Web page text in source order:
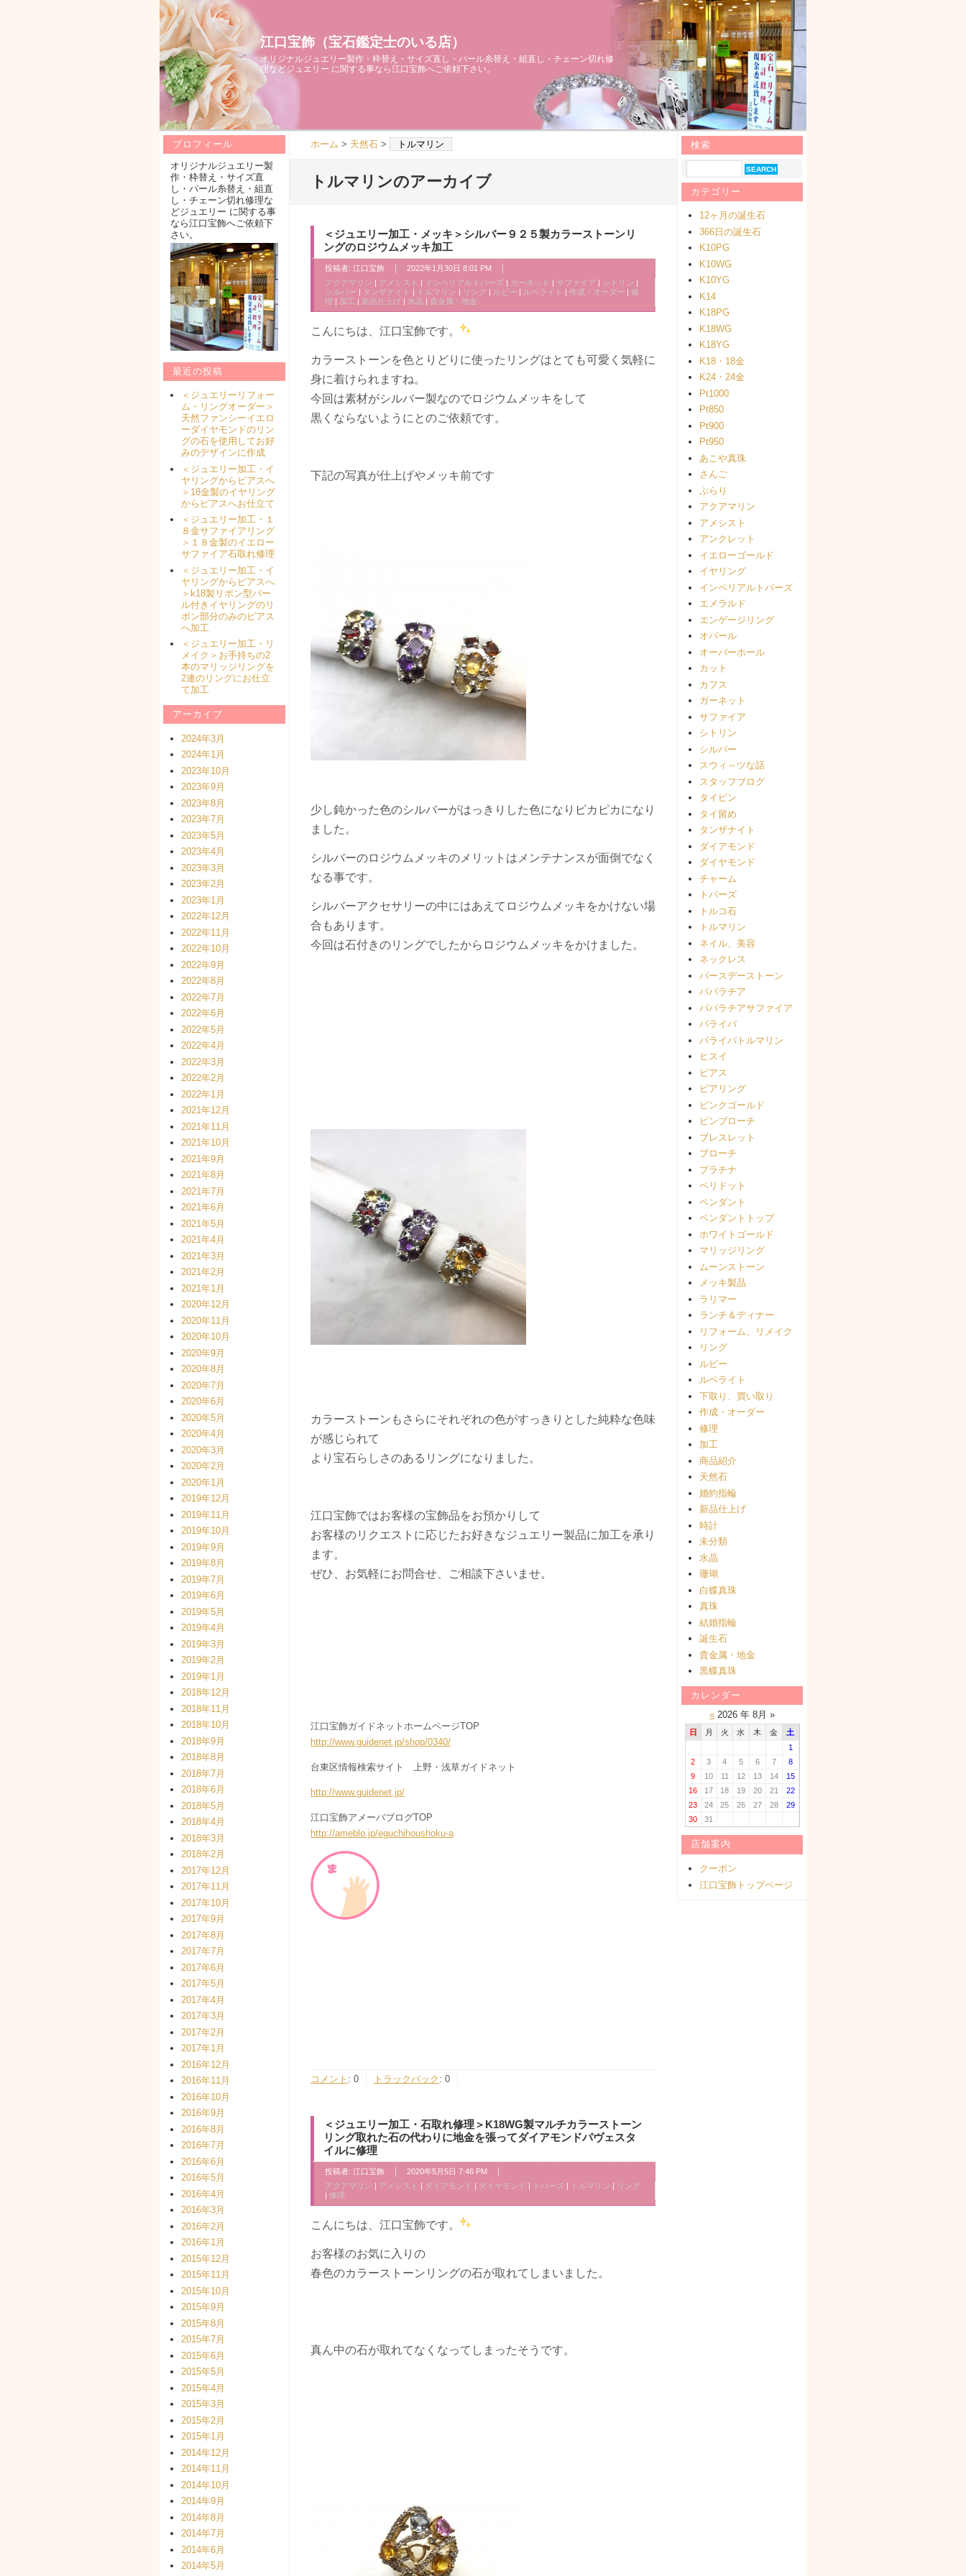
江口宝飾（宝石鑑定士のいる店）
オリジナルジュエリー製作・枠替え・サイズ直し・パール糸替え・組直し・チェーン切れ修
理などジュエリー に関する事なら江口宝飾へご依頼下さい。
ホーム > 天然石 > トルマリン
トルマリンのアーカイブ
＜ジュエリー加工・メッキ＞シルバー９２５製カラーストーンリ
ングのロジウムメッキ加工
投稿者: 江口宝飾
2022年1月30日 8:01 PM
アクアマリン | アメシスト | インペリアルトパーズ | ガーネット | サファイア | シトリン |
シルバー | タンザナイト | トルマリン | リング | ルビー | ルベライト | 作成・オーダー | 修
理 | 加工 | 新品仕上げ | 水晶 | 貴金属・地金
こんにちは、江口宝飾です。
カラーストーンを色とりどりに使ったリングはとても可愛く気軽に
身に着けられますね。
今回は素材がシルバー製なのでロジウムメッキをして
黒くならないようにとのご依頼です。
下記の写真が仕上げやメッキ前です
少し鈍かった色のシルバーがはっきりした色になりピカピカになり
ました。
シルバーのロジウムメッキのメリットはメンテナンスが面倒でなく
なる事です。
シルバーアクセサリーの中にはあえてロジウムメッキをかけない場
合もあります。
今回は石付きのリングでしたからロジウムメッキをかけました。
カラーストーンもさらにそれぞれの色がすっきりとした純粋な色味
が感じられて
より宝石らしさのあるリングになりました。
江口宝飾ではお客様の宝飾品をお預かりして
お客様のリクエストに応じたお好きなジュエリー製品に加工を承り
ます。
ぜひ、お気軽にお問合せ、ご相談下さいませ。
江口宝飾ガイドネットホームページTOP
http://www.guidenet.jp/shop/0340/
台東区情報検索サイト 上野・浅草ガイドネット
http://www.guidenet.jp/
江口宝飾アメーバブログTOP
http://ameblo.jp/eguchihoushoku-a
コメント : 0 トラックバック : 0
＜ジュエリー加工・石取れ修理＞K18WG製マルチカラーストーン
リング取れた石の代わりに地金を張ってダイアモンドパヴェスタ
イルに修理
投稿者: 江口宝飾
2020年5月5日 7:46 PM
アクアマリン | アメシスト | ダイアモンド | ダイヤモンド | トパーズ | トルマリン | リング
| 修理
こんにちは、江口宝飾です。
お客様のお気に入りの
春色のカラーストーンリングの石が取れてしまいました。
真ん中の石が取れてなくなってしまったそうです。
プロフィール
オリジナルジュエリー製
作・枠替え・サイズ直
し・パール糸替え・組直
し・チェーン切れ修理な
どジュエリー に関する事
なら江口宝飾へご依頼下
さい。
最近の投稿
＜ジュエリーリフォー
ム・リングオーダー＞
天然ファンシーイエロ
ーダイヤモンドのリン
グの石を使用してお好
みのデザインに作成
＜ジュエリー加工・イ
ヤリングからピアスへ
＞18金製のイヤリング
からピアスへお仕立て
＜ジュエリー加工・１
８金サファイアリング
＞１８金製のイエロー
サファイア石取れ修理
＜ジュエリー加工・イ
ヤリングからピアスへ
＞k18製リボン型パー
ル付きイヤリングのリ
ボン部分のみのピアス
へ加工
＜ジュエリー加工・リ
メイク＞お手持ちの2
本のマリッジリングを
2連のリングにお仕立
て加工
アーカイブ
2024年3月
2024年1月
2023年10月
2023年9月
2023年8月
2023年7月
2023年5月
2023年4月
2023年3月
2023年2月
2023年1月
2022年12月
2022年11月
2022年10月
2022年9月
2022年8月
2022年7月
2022年6月
2022年5月
2022年4月
2022年3月
2022年2月
2022年1月
2021年12月
2021年11月
2021年10月
2021年9月
2021年8月
2021年7月
2021年6月
2021年5月
2021年4月
2021年3月
2021年2月
2021年1月
2020年12月
2020年11月
2020年10月
2020年9月
2020年8月
2020年7月
2020年6月
2020年5月
2020年4月
2020年3月
2020年2月
2020年1月
2019年12月
2019年11月
2019年10月
2019年9月
2019年8月
2019年7月
2019年6月
2019年5月
2019年4月
2019年3月
2019年2月
2019年1月
2018年12月
2018年11月
2018年10月
2018年9月
2018年8月
2018年7月
2018年6月
2018年5月
2018年4月
2018年3月
2018年2月
2017年12月
2017年11月
2017年10月
2017年9月
2017年8月
2017年7月
2017年6月
2017年5月
2017年4月
2017年3月
2017年2月
2017年1月
2016年12月
2016年11月
2016年10月
2016年9月
2016年8月
2016年7月
2016年6月
2016年5月
2016年4月
2016年3月
2016年2月
2016年1月
2015年12月
2015年11月
2015年10月
2015年9月
2015年8月
2015年7月
2015年6月
2015年5月
2015年4月
2015年3月
2015年2月
2015年1月
2014年12月
2014年11月
2014年10月
2014年9月
2014年8月
2014年7月
2014年6月
2014年5月
検索
カテゴリー
12ヶ月の誕生石
366日の誕生石
K10PG
K10WG
K10YG
K14
K18PG
K18WG
K18YG
K18・18金
K24・24金
Pt1000
Pt850
Pt900
Pt950
あこや真珠
さんご
ぶらり
アクアマリン
アメシスト
アンクレット
イエローゴールド
イヤリング
インペリアルトパーズ
エメラルド
エンゲージリング
オパール
オーバーホール
カット
カフス
ガーネット
サファイア
シトリン
シルバー
スウィ～ツな話
スタッフブログ
タイピン
タイ留め
タンザナイト
ダイアモンド
ダイヤモンド
チャーム
トパーズ
トルコ石
トルマリン
ネイル、美容
ネックレス
バースデーストーン
パパラチア
パパラチアサファイア
パライバ
パライバトルマリン
ヒスイ
ピアス
ピアリング
ピンクゴールド
ピンブローチ
ブレスレット
ブローチ
プラチナ
ペリドット
ペンダント
ペンダントトップ
ホワイトゴールド
マリッジリング
ムーンストーン
メッキ製品
ラリマー
ランチ＆ディナー
リフォーム、リメイク
リング
ルビー
ルベライト
下取り、買い取り
作成・オーダー
修理
加工
商品紹介
天然石
婚約指輪
新品仕上げ
時計
未分類
水晶
珊瑚
白蝶真珠
真珠
結婚指輪
誕生石
貴金属・地金
黒蝶真珠
カレンダー
« 2026 年 8月 »
日 月 火 水 木 金
土
1
2
3 4 5 6 7
8
9
10 11 12 13 14
15
16
17 18 19 20 21
22
23
24 25 26 27 28
29
30
31
店舗案内
クーポン
江口宝飾トップページ